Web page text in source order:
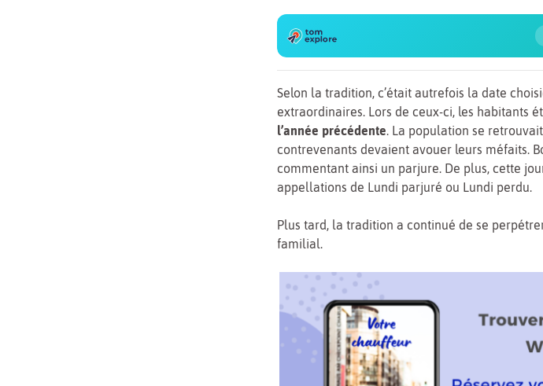
🔍
🔍
🔍
🔍
🍲
Selon la tradition, c’était autrefois la date
extraordinaires. Lors de ceux-ci, les habitants
l’année précédente. La population se
contrevenants devaient avouer leurs méfaits.
commentant ainsi un parjure. De plus, cette
appellations de Lundi parjuré ou Lundi perdu.
Plus tard, la tradition a continué de se
familial.